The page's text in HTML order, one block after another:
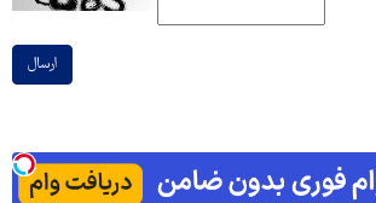
ارسال